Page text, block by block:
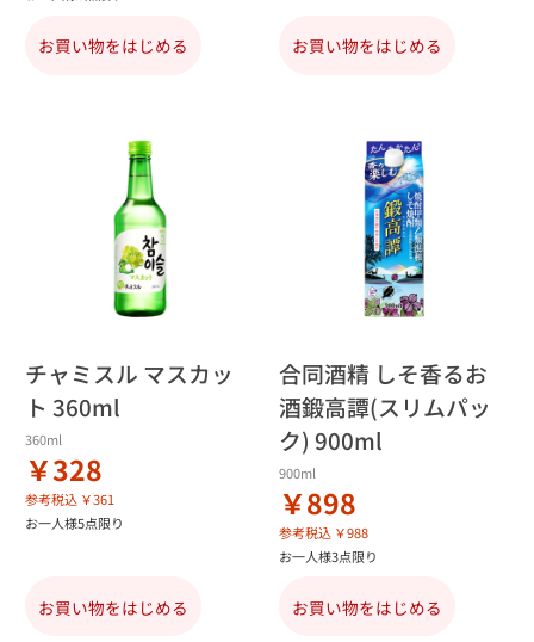
お買い物をはじめる お買い物をはじめる
チャミスル マスカッ
ト 360ml
360ml
￥328
参考税込 ￥361
お一人様5点限り
お買い物をはじめる
合同酒精 しそ香るお
酒鍛高譚(スリムパッ
ク) 900ml
900ml
￥898
参考税込 ￥988
お一人様3点限り
お買い物をはじめる